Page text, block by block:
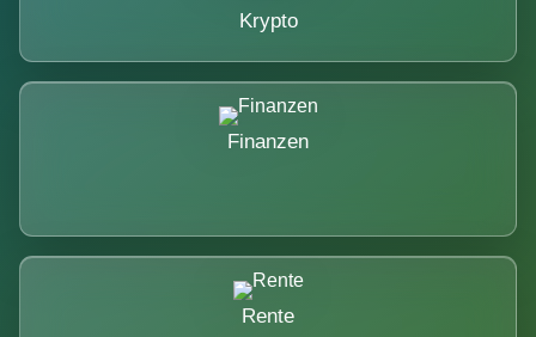
Krypto
Finanzen
Rente